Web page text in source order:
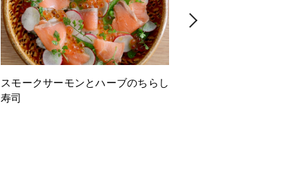
スモークサーモンとハーブのちらし
寿司